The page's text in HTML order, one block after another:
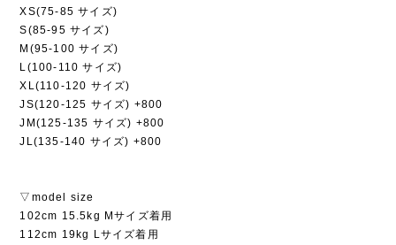
XS(75-85 サイズ)
S(85-95 サイズ)
M(95-100 サイズ)
L(100-110 サイズ)
XL(110-120 サイズ)
JS(120-125 サイズ) +800
JM(125-135 サイズ) +800
JL(135-140 サイズ) +800
▽model size
102cm 15.5kg Mサイズ着用
112cm 19kg Lサイズ着用